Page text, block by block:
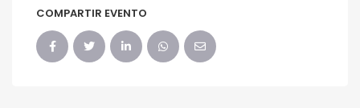
COMPARTIR EVENTO